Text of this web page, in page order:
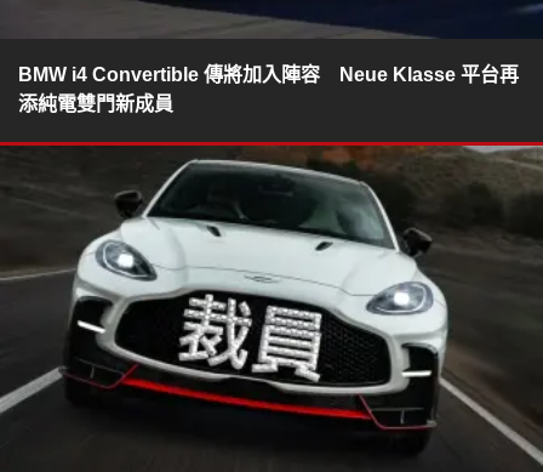
BMW i4 Convertible 傳將加入陣容 Neue Klasse 平台再
添純電雙門新成員